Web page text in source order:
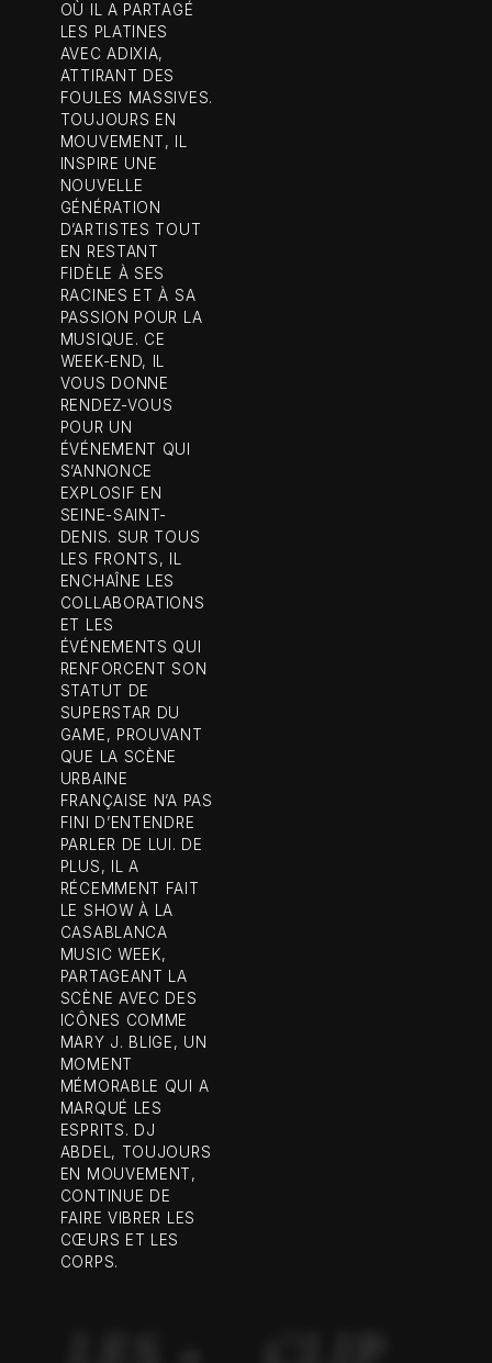
OÙ IL A PARTAGÉ
LES PLATINES
AVEC ADIXIA,
ATTIRANT DES
FOULES MASSIVES.
TOUJOURS EN
MOUVEMENT, IL
INSPIRE UNE
NOUVELLE
GÉNÉRATION
D’ARTISTES TOUT
EN RESTANT
FIDÈLE À SES
RACINES ET À SA
PASSION POUR LA
MUSIQUE. CE
WEEK-END, IL
VOUS DONNE
RENDEZ-VOUS
POUR UN
ÉVÉNEMENT QUI
S’ANNONCE
EXPLOSIF EN
SEINE-SAINT-
DENIS. SUR TOUS
LES FRONTS, IL
ENCHAÎNE LES
COLLABORATIONS
ET LES
ÉVÉNEMENTS QUI
RENFORCENT SON
STATUT DE
SUPERSTAR DU
GAME, PROUVANT
QUE LA SCÈNE
URBAINE
FRANÇAISE N’A PAS
FINI D’ENTENDRE
PARLER DE LUI. DE
PLUS, IL A
RÉCEMMENT FAIT
LE SHOW À LA
CASABLANCA
MUSIC WEEK,
PARTAGEANT LA
SCÈNE AVEC DES
ICÔNES COMME
MARY J. BLIGE, UN
MOMENT
MÉMORABLE QUI A
MARQUÉ LES
ESPRITS. DJ
ABDEL, TOUJOURS
EN MOUVEMENT,
CONTINUE DE
FAIRE VIBRER LES
CŒURS ET LES
CORPS.